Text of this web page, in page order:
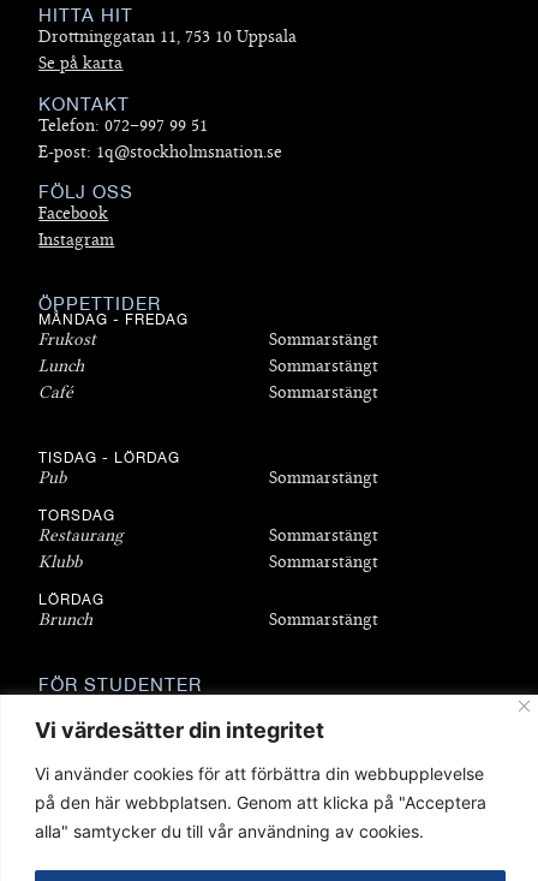
Vi värdesätter din integritet
Vi använder cookies för att förbättra din webbupplevelse
på den här webbplatsen. Genom att klicka på "Acceptera
alla" samtycker du till vår användning av cookies.
HITTA HIT
Drottninggatan 11, 753 10 Uppsala
Se på karta
KONTAKT
Telefon: 072–997 99 51
E-post: 1q@stockholmsnation.se
FÖLJ OSS
Facebook
Instagram
ÖPPETTIDER
MÅNDAG - FREDAG
Frukost
Lunch
Café
Sommarstängt
Sommarstängt
Sommarstängt
TISDAG - LÖRDAG
Pub Sommarstängt
TORSDAG
Restaurang
Klubb
Sommarstängt
Sommarstängt
LÖRDAG
Brunch Sommarstängt
FÖR STUDENTER
Bostäder
Föreningar
Sittningar
Stipendier